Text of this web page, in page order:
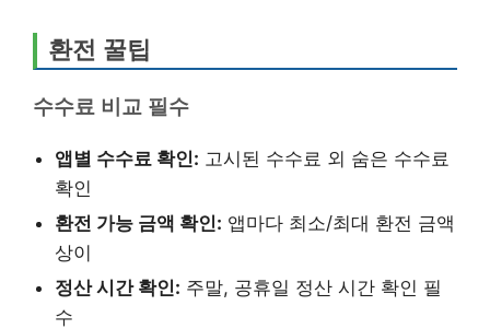
환전 꿀팁
수수료 비교 필수
앱별 수수료 확인: 고시된 수수료 외 숨은 수수료
확인
환전 가능 금액 확인: 앱마다 최소/최대 환전 금액
상이
정산 시간 확인: 주말, 공휴일 정산 시간 확인 필
수